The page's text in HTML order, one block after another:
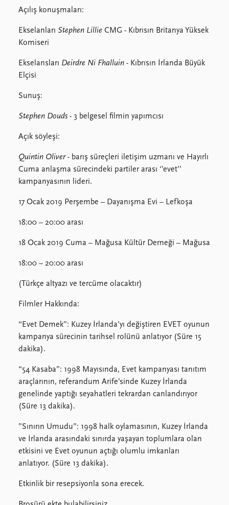
Açılış konuşmaları:
Ekselanları Stephen Lillie CMG - Kıbrısın Britanya Yüksek
Komiseri
Ekselansları Deirdre Ni Fhalluin - Kıbrısın İrlanda Büyük
Elçisi
Sunuş:
Stephen Douds - 3 belgesel filmin yapımcısı
Açık söyleşi:
Quintin Oliver - barış süreçleri iletişim uzmanı ve Hayırlı
Cuma anlaşma sürecindeki partiler arası ‘’evet’’
kampanyasının lideri.
17 Ocak 2019 Perşembe – Dayanışma Evi – Lefkoşa
18:00 – 20:00 arası
18 Ocak 2019 Cuma – Mağusa Kültür Derneği – Mağusa
18:00 – 20:00 arası
(Türkçe altyazı ve tercüme olacaktır)
Filmler Hakkında:
“Evet Demek”: Kuzey İrlanda’yı değiştiren EVET oyunun
kampanya sürecinin tarihsel rolünü anlatıyor (Süre 15
dakika).
“54 Kasaba”: 1998 Mayısında, Evet kampanyası tanıtım
araçlarının, referandum Arife’sinde Kuzey İrlanda
genelinde yaptığı seyahatleri tekrardan canlandırıyor
(Süre 13 dakika).
”Sınırın Umudu”: 1998 halk oylamasının, Kuzey İrlanda
ve İrlanda arasındaki sınırda yaşayan toplumlara olan
etkisini ve Evet oyunun açtığı olumlu imkanları
anlatıyor. (Süre 13 dakika).
Etkinlik bir resepsiyonla sona erecek.